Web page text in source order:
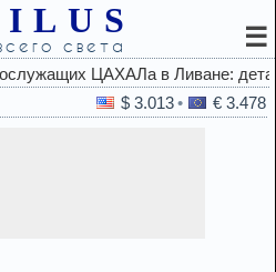
света ☰
ЦАХАЛа в Ливане: детали
$ 3.013 € 3.478